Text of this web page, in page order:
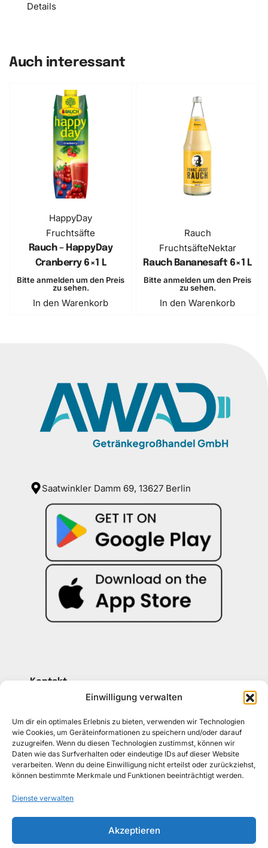
Einwilligung verwalten
Um dir ein optimales Erlebnis zu bieten, verwenden wir Technologien
wie Cookies, um Geräteinformationen zu speichern und/oder darauf
zuzugreifen. Wenn du diesen Technologien zustimmst, können wir
Daten wie das Surfverhalten oder eindeutige IDs auf dieser Website
verarbeiten. Wenn du deine Einwilligung nicht erteilst oder zurückziehst,
können bestimmte Merkmale und Funktionen beeinträchtigt werden.
Dienste verwalten
Akzeptieren
Details
Auch interessant
HappyDay
Fruchtsäfte
Rauch – HappyDay
Cranberry 6×1 L
Bitte anmelden um den Preis
zu sehen.
In den Warenkorb
Rauch
FruchtsäfteNektar
Rauch Bananesaft 6×1 L
Bitte anmelden um den Preis
zu sehen.
In den Warenkorb
Saatwinkler Damm 69, 13627 Berlin
Kontakt
030 30 34 22 77
Unsere Richtlinien
ALLGEMEINE GESCHÄFTSBEDINGUNGEN
WIDERRUFSBELEHRUNG